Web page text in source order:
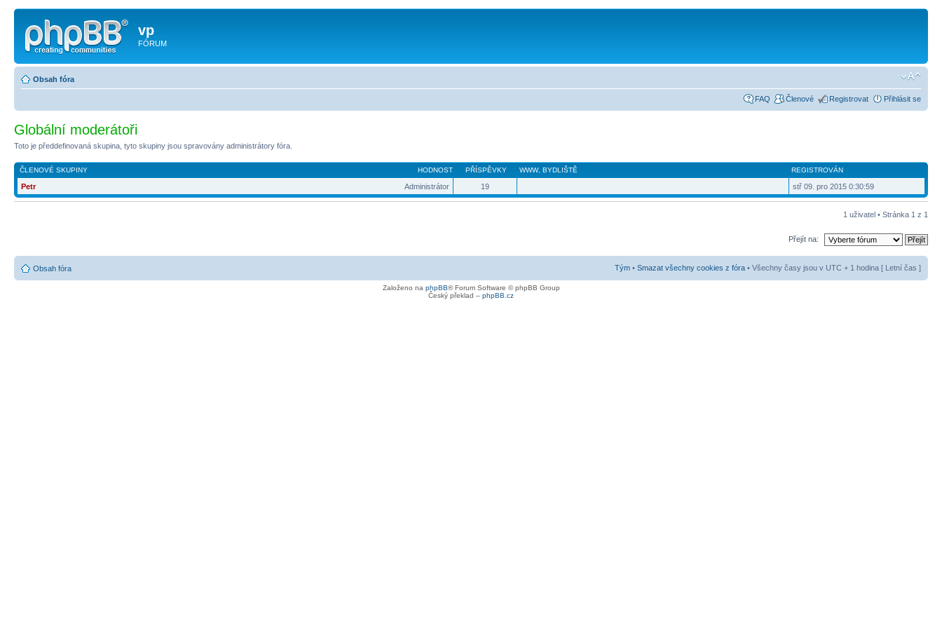
vp
FÓRUM
Obsah fóra
FAQ Členové Registrovat Přihlásit se
Globální moderátoři
Toto je předdefinovaná skupina, tyto skupiny jsou spravovány administrátory fóra.
HODNOST
ČLENOVÉ SKUPINY PŘÍSPĚVKY WWW, BYDLIŠTĚ REGISTROVÁN
Administrátor
Petr 19 stř 09. pro 2015 0:30:59
1 uživatel • Stránka 1 z 1
Přejít na:
Obsah fóra Tým • Smazat všechny cookies z fóra • Všechny časy jsou v UTC + 1 hodina [ Letní čas ]
Založeno na phpBB® Forum Software © phpBB Group
Český překlad – phpBB.cz